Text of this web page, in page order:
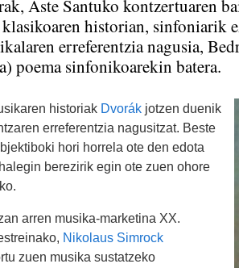
Aste Santuko kontzertuaren
historian, sinfoniarik
erreferentzia nagusia,
poema sinfonikoarekin batera.
historiak Dvorákjotzen duenik
erreferentzia nagusitzat. Beste
hori horrela ote den edota
berezirik egin ote zuen ohore
arren musika-marketina XX.
Nikolaus Simrock
zuen musika sustatzeko